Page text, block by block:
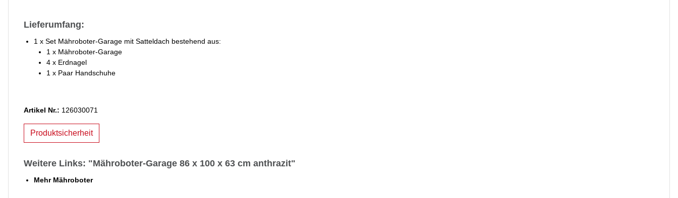
Lieferumfang:
1 x Set Mähroboter-Garage mit Satteldach bestehend aus:
1 x Mähroboter-Garage
4 x Erdnagel
1 x Paar Handschuhe
Artikel Nr.: 126030071
Produktsicherheit
Weitere Links: "Mähroboter-Garage 86 x 100 x 63 cm anthrazit"
Mehr Mähroboter